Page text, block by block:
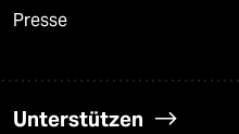
Presse
Unterstützen